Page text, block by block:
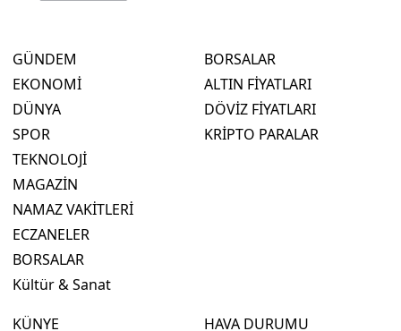
GÜNDEM
EKONOMİ
DÜNYA
SPOR
TEKNOLOJİ
MAGAZİN
NAMAZ VAKİTLERİ
ECZANELER
BORSALAR
Kültür & Sanat
BORSALAR
ALTIN FİYATLARI
DÖVİZ FİYATLARI
KRİPTO PARALAR
KÜNYE HAVA DURUMU